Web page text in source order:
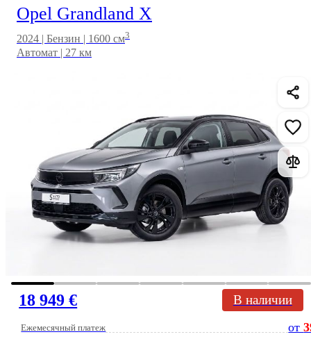
Opel Grandland X
2024 | Бензин | 1600 см3
Автомат | 27 км
18 949 € В наличии
Ежемесячный платеж от